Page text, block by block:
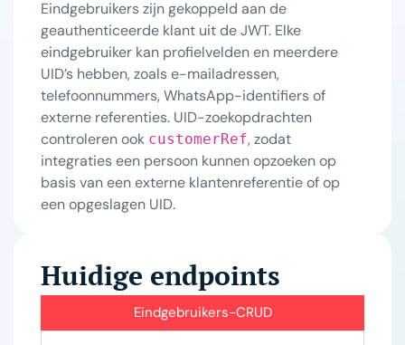
Eindgebruikers zijn gekoppeld aan de
geauthenticeerde klant uit de JWT. Elke
eindgebruiker kan profielvelden en meerdere
UID’s hebben, zoals e-mailadressen,
telefoonnummers, WhatsApp-identifiers of
externe referenties. UID-zoekopdrachten
controleren ook customerRef, zodat
integraties een persoon kunnen opzoeken op
basis van een externe klantenreferentie of op
een opgeslagen UID.
Huidige endpoints
Eindgebruikers-CRUD